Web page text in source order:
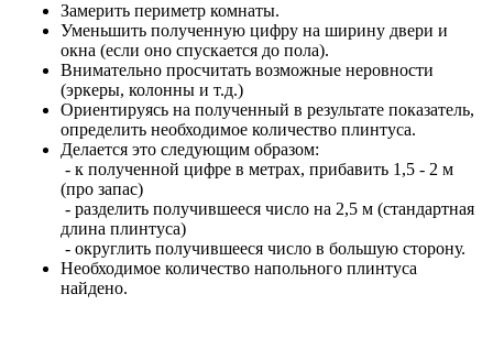
Замерить периметр комнаты.
Уменьшить полученную цифру на ширину двери и
окна (если оно спускается до пола).
Внимательно просчитать возможные неровности
(эркеры, колонны и т.д.)
Ориентируясь на полученный в результате показатель,
определить необходимое количество плинтуса.
Делается это следующим образом:
- к полученной цифре в метрах, прибавить 1,5 - 2 м
(про запас)
- разделить получившееся число на 2,5 м (стандартная
длина плинтуса)
- округлить получившееся число в большую сторону.
Необходимое количество напольного плинтуса
найдено.